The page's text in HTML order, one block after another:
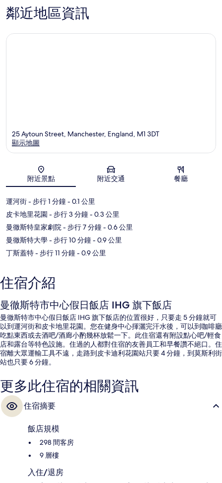
曼
徹
特
市
鄰近地區資訊
地圖
25 Aytoun Street, Manchester, England, M1 3DT
顯示地圖
附近景點 附近交通 餐廳
運河街- 步行 1 分鐘- 0.1 公里
皮卡地里花園 - 步行 3 分鐘- 0.3 公里
曼徹斯特皇家劇院- 步行 7 分鐘- 0.6 公里
曼徹斯特大學- 步行 10 分鐘- 0.9 公里
丁斯蓋特- 步行 11 分鐘- 0.9 公里
住宿介紹
曼徹斯特市中心假日飯店 IHG 旗下飯店
曼徹斯特市中心假日飯店 IHG 旗下飯店的位置很好，只要走 5 分鐘就可
以到運河街和皮卡地里花園。您在健身中心揮灑完汗水後，可以到咖啡廳
吃點東西或去酒吧/酒廊小酌幾杯放鬆一下。此住宿還有附設點心吧/輕食
店和露台等特色設施。住過的人都對住宿的友善員工和早餐讚不絕口。住
宿離大眾運輸工具不遠，走路到皮卡迪利花園站只要 4 分鐘，到莫斯利街
站也只要 6 分鐘。
更多此住宿的相關資訊
住宿摘要
飯店規模
298 間客房
9 層樓
入住/退房